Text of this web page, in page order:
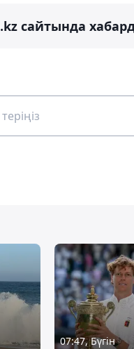
сайтында
07:47, Бүгін